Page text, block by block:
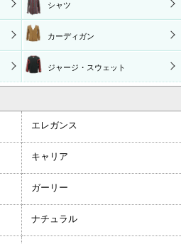
シャツ
カーディガン
ジャージ・スウェット
エレガンス
キャリア
ガーリー
ナチュラル